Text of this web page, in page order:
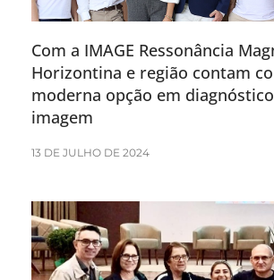
Com a IMAGE Ressonância
Horizontina e região contam
moderna opção em
imagem
13 DE JULHO DE 2024